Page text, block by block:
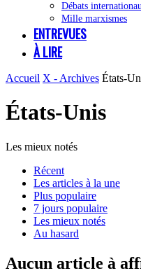
Débats
Mille marxismes
ENTREVUES
À LIRE
Accueil X - Archives États-
États-Unis
Les mieux notés
Récent
Les articles à la une
Plus populaire
7 jours populaire
Les mieux notés
Au hasard
Aucun article à